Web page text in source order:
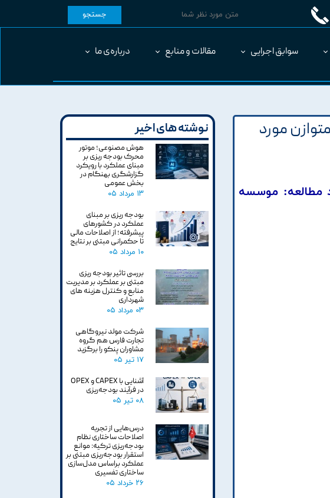
جستجو
سوابق اجرایی مقالات و منابع درباره‌ی ما
مورد
مطالعه: موسسه
نوشته های اخیر
هوش مصنوعی؛ موتور
محرک بودجه ریزی بر
مبنای عملکرد با رویکرد
گزارشگری بهنگام در
بخش عمومی
۱۳ مرداد ۰۵
بودجه ریزی بر مبنای
عملکرد در کشورهای
پیشرفته؛ از اصلاحات مالی
تا حکمرانی مبتنی بر نتایج
۱۰ مرداد ۰۵
بررسی تاثیر بودجه ریزی
مبتنی بر عملکرد بر مدیریت
منابع و کنترل هزینه های
شهرداری
۰۳ مرداد ۰۵
شرکت مولد نیروگاهی
تجارت فارس هم گروه
مشاوران پنکو را برگزید
۱۷ تیر ۰۵
آشنایی با CAPEX و OPEX
در فرآیند بودجه‌ریزی
۰۸ تیر ۰۵
درس‌هایی از تجربه
اصلاحات ساختاری نظام
بودجه‌ریزی ترکیه: موانع
استقرار بودجه‌ریزی مبتنی بر
عملکرد براساس مدل‌سازی
ساختاری تفسیری
۲۶ خرداد ۰۵